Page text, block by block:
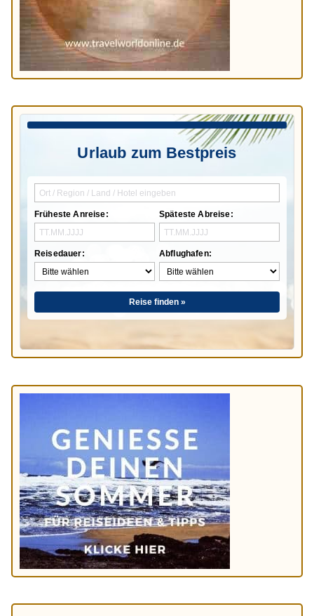
Urlaub zum Bestpreis
Früheste Anreise:
Reisedauer:
Späteste Abreise:
Abflughafen:
Reise finden »